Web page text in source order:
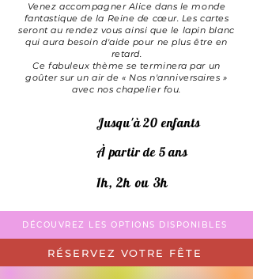
Venez accompagner Alice dans le monde
fantastique de la Reine de cœur. Les cartes
seront au rendez vous ainsi que le lapin blanc
qui aura besoin d'aide pour ne plus être en
retard.
Ce fabuleux thème se terminera par un
goûter sur un air de « Nos n'anniversaires »
avec nos chapelier fou.
Jusqu'à 20 enfants
À partir de 5 ans
1h, 2h ou 3h
DÉCOUVREZ LES OPTIONS DISPONIBLES
RÉSERVEZ VOTRE FÊTE